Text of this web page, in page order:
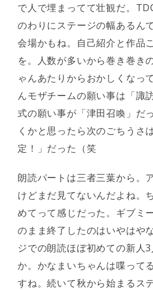
で人で埋まってて壮観だ。
のわりにステージの幅あるん
会場かもね。自己紹介と作品
を。人数が多いから巻き巻き
ゃんあたりからおかしくなっ
んモザチームの願い事は「諏
式の願い事が「津田召喚」だ
くかと思ったら次のごちうさ
定！」だった（笑
朗読パートは三者三葉から。
けどまだ見てないんだよね。
めてって感じだった。ギブミ
のまま終了したのはいやはや
ジでの朗読ほぼ初めての新人
か。かなまいちゃんは喋って
すね。続いて秋から始まるス